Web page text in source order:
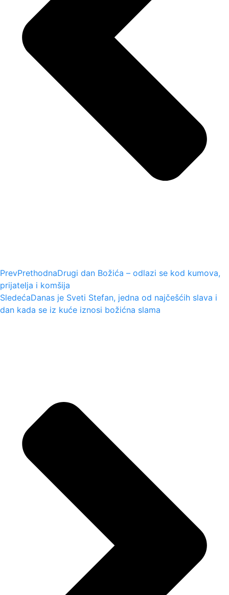
PrevPrethodnaDrugi dan Božića – odlazi se kod kumova,
prijatelja i komšija
SledećaDanas je Sveti Stefan, jedna od najčešćih slava i
dan kada se iz kuće iznosi božićna slama